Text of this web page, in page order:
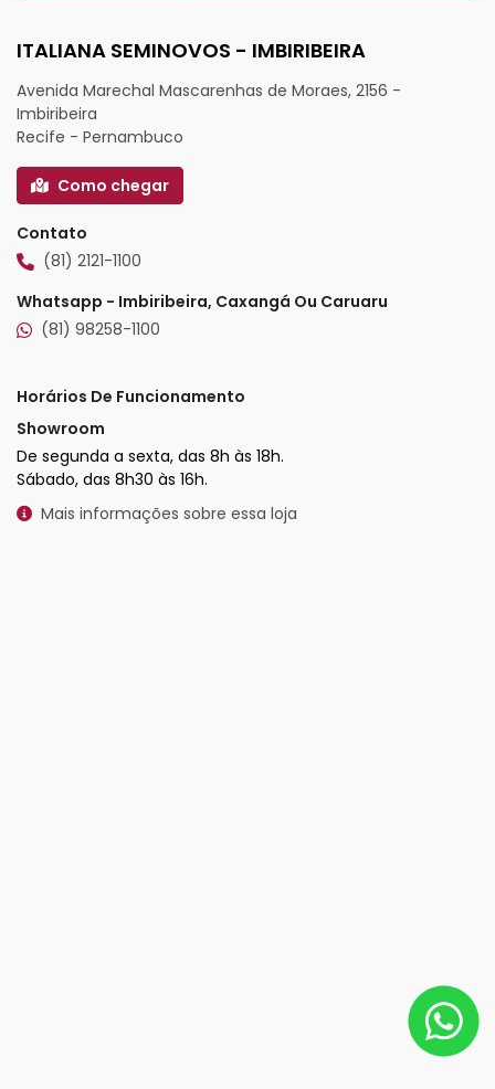
ITALIANA SEMINOVOS - IMBIRIBEIRA
Avenida Marechal Mascarenhas de Moraes, 2156 -
Imbiribeira
Recife - Pernambuco
Como chegar
Contato
(81) 2121-1100
Whatsapp - Imbiribeira, Caxangá Ou Caruaru
(81) 98258-1100
Horários De Funcionamento
Showroom
De segunda a sexta, das 8h às 18h.
Sábado, das 8h30 às 16h.
Mais informações sobre essa loja